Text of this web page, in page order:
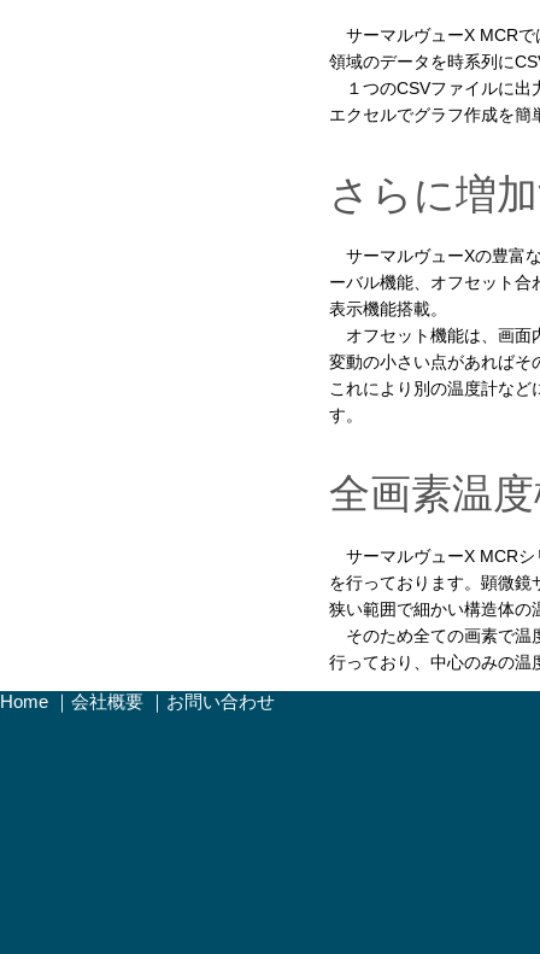
サーマルヴューX MCRで
領域のデータを時系列に
１つのCSVファイルに出
エクセルでグラフ作成を簡
さらに増
サーマルヴューXの豊富
ーバル機能、オフセット
表示機能搭載。
オフセット機能は、画面
変動の小さい点があればそ
これにより別の温度計な
す。
全画素温
サーマルヴューX MCRシ
を行っております。顕微鏡
狭い範囲で細かい構造体の
そのため全ての画素で温
行っており、中心のみの温
Home ｜ 会社概要 ｜ お問い合わせ